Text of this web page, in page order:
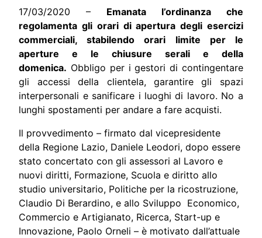
17/03/2020 – Emanata l’ordinanza che
regolamenta gli orari di apertura degli esercizi
commerciali, stabilendo orari limite per le
aperture e le chiusure serali e della
domenica. Obbligo per i gestori di contingentare
gli accessi della clientela, garantire gli spazi
interpersonali e sanificare i luoghi di lavoro. No a
lunghi spostamenti per andare a fare acquisti.
Il provvedimento – firmato dal vicepresidente
della Regione Lazio, Daniele Leodori, dopo essere
stato concertato con gli assessori al Lavoro e
nuovi diritti, Formazione, Scuola e diritto allo
studio universitario, Politiche per la ricostruzione,
Claudio Di Berardino, e allo Sviluppo Economico,
Commercio e Artigianato, Ricerca, Start-up e
Innovazione, Paolo Orneli – è motivato dall’attuale